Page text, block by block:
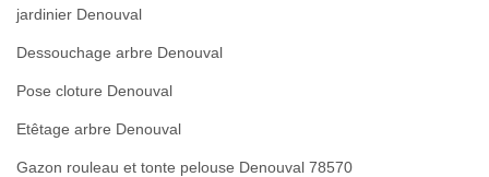
jardinier Denouval
Dessouchage arbre Denouval
Pose cloture Denouval
Etêtage arbre Denouval
Gazon rouleau et tonte pelouse Denouval 78570